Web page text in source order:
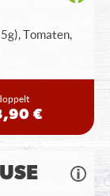
Tomaten,
€